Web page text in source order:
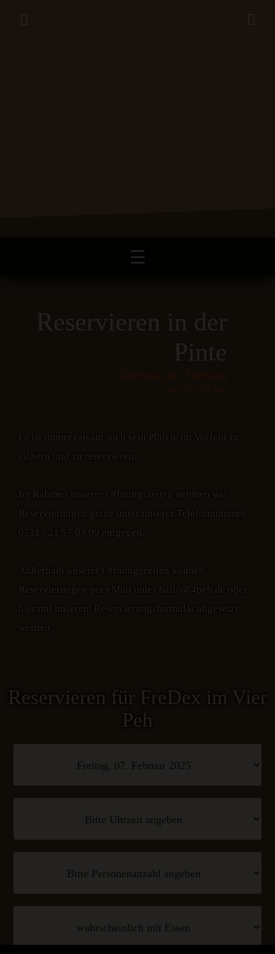
Reservieren in der
Pinte
Es ist immer ratsam, sich sein Plätzle im Vorfeld zu
sichern und zu reservieren.
Im Rahmen unserer Öffnungszeiten nehmen wir
Reservierungen gerne unter unserer Telefonnummer
0711 / 21 57 03 09 entgegen.
Außerhalb unserer Öffnungszeiten können
Reservierungen per eMail unter hallo@4peh.de oder
hier mit unserem Reservierungsformular abgesetzt
werden.
Reservieren für FreDex im Vier
Peh